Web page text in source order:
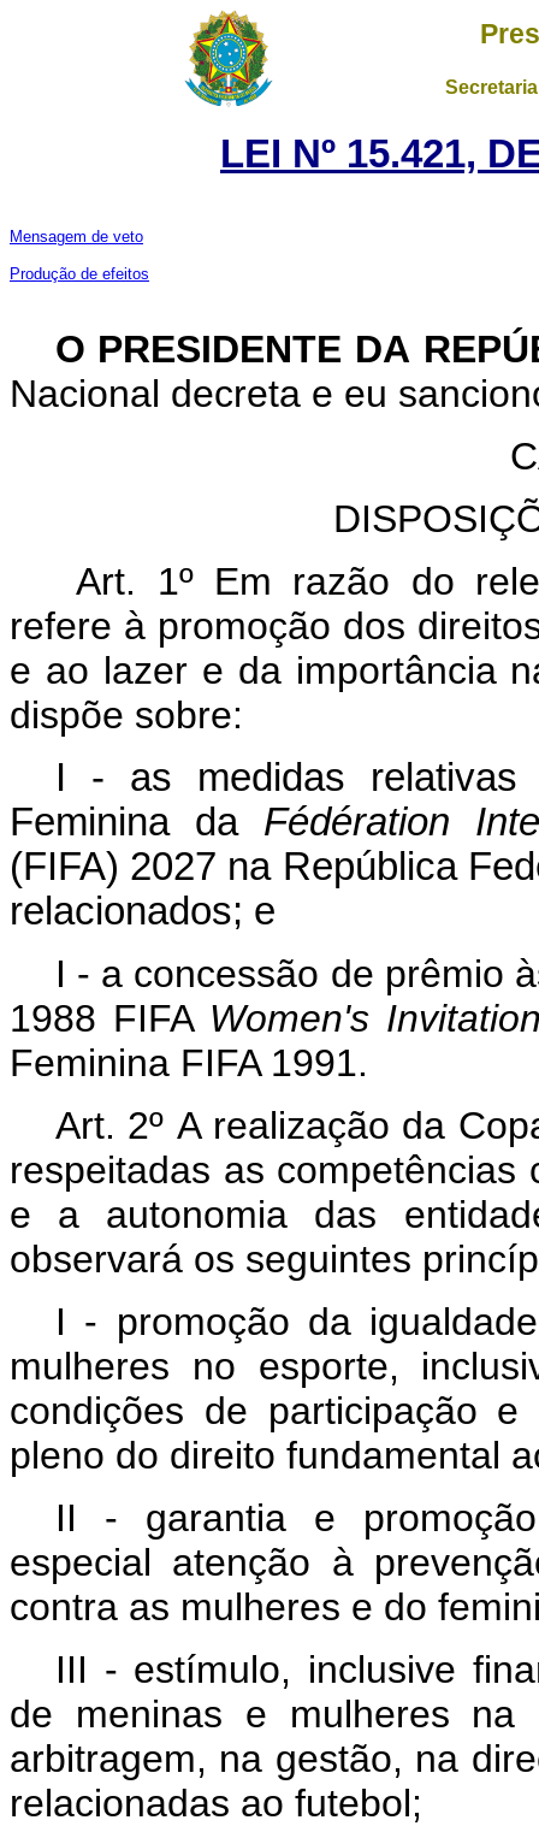
LEI Nº 15.421,
Mensagem de veto
Produção de efeitos
O PRESIDENTE DA
Nacional decreta e eu
Art. 1º Em razão do
refere à promoção dos
e ao lazer e da importância
dispõe sobre:
I - as medidas
Feminina da Fédération
(FIFA) 2027 na República
relacionados; e
I - a concessão de prêmio
1988 FIFA Women's
Feminina FIFA 1991.
Art. 2º A realização da
respeitadas as
e a autonomia das
observará os seguintes
I - promoção da igualdade
mulheres
no esporte,
condições de participação e
pleno do direito fundamental
II - garantia e
especial atenção à
contra as mulheres e do
III - estímulo, inclusive
de meninas e mulheres na
arbitragem, na gestão, na
relacionadas ao futebol;